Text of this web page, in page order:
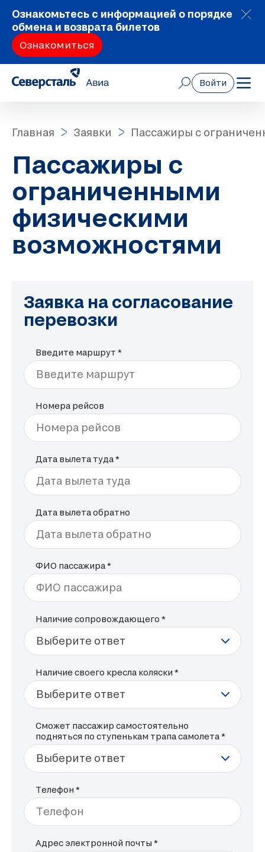
Ознакомьтесь с информацией о порядке
обмена и возврата билетов
Ознакомиться
Войти
Главная Заявки Пассажиры с
Пассажиры с
ограниченными
физическими
возможностями
Заявка на согласование
перевозки
Введите маршрут *
Введите маршрут
Номера рейсов
Номера рейсов
Дата вылета туда *
Дата вылета туда
Дата вылета обратно
Дата вылета обратно
ФИО пассажира *
ФИО пассажира
Наличие сопровождающего *
Наличие своего кресла коляски *
Сможет пассажир самостоятельно
подняться по ступенькам трапа самолета *
Телефон *
Телефон
Адрес электронной почты *